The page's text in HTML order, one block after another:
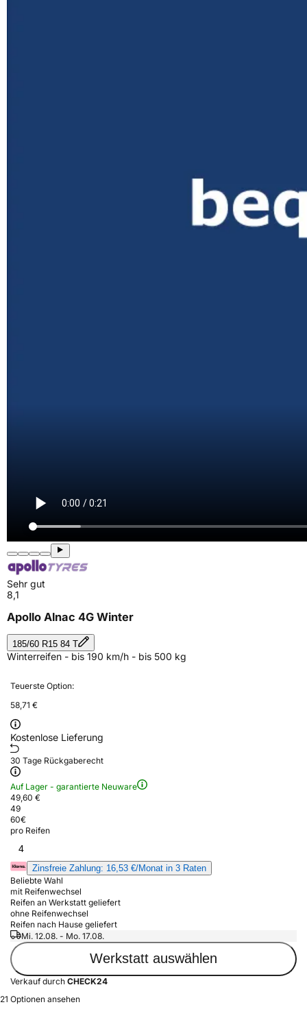
Sehr gut
8,1
Apollo Alnac 4G Winter
185/60 R15 84 T
Winterreifen - bis 190 km/h - bis 500 kg
Teuerste Option:
58,71 €
Kostenlose Lieferung
30 Tage Rückgaberecht
Auf Lager - garantierte Neuware
49,60 €
49
60€
pro Reifen
4
Zinsfreie Zahlung: 16,53 €/Monat in 3 Raten
Beliebte Wahl
mit Reifenwechsel
Reifen an Werkstatt geliefert
ohne Reifenwechsel
Reifen nach Hause geliefert
Mi. 12.08. - Mo. 17.08.
Werkstatt auswählen
Verkauf durch CHECK24
21 Optionen ansehen